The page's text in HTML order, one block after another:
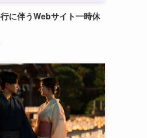
行に伴うWebサイト一時休